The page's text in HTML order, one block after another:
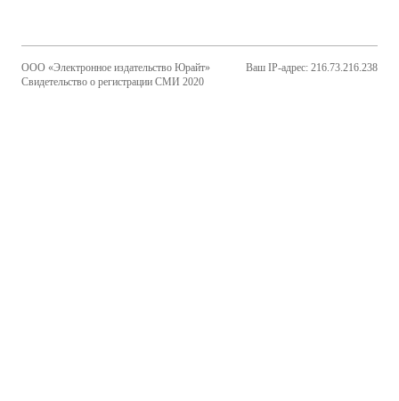
ООО «Электронное издательство Юрайт»
Свидетельство о регистрации СМИ 2020
Ваш IP-адрес: 216.73.216.238